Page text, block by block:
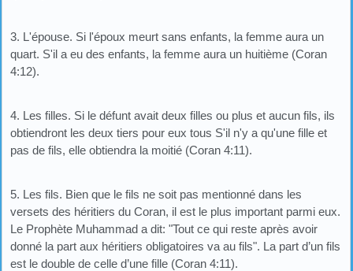
3. L'épouse. Si l'époux meurt sans enfants, la femme aura un
quart. S'il a eu des enfants, la femme aura un huitième (Coran
4:12).
4. Les filles. Si le défunt avait deux filles ou plus et aucun fils, ils
obtiendront les deux tiers pour eux tous S'il n'y a qu'une fille et
pas de fils, elle obtiendra la moitié (Coran 4:11).
5. Les fils. Bien que le fils ne soit pas mentionné dans les
versets des héritiers du Coran, il est le plus important parmi eux.
Le Prophète Muhammad a dit: "Tout ce qui reste après avoir
donné la part aux héritiers obligatoires va au fils". La part d’un fils
est le double de celle d’une fille (Coran 4:11).